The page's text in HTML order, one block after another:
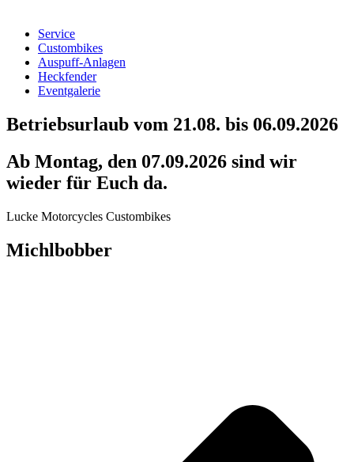
Service
Custombikes
Auspuff-Anlagen
Heckfender
Eventgalerie
Betriebsurlaub vom 21.08. bis 06.09.2026
Ab Montag, den 07.09.2026 sind wir
wieder für Euch da.
Lucke Motorcycles Custombikes
Michlbobber